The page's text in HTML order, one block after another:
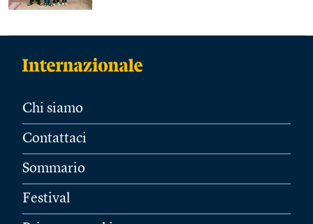
Chi siamo
Contattaci
Sommario
Festival